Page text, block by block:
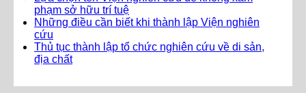
phạm sở hữu trí tuệ
Những điều cần biết khi thành lập Viện nghiên
cứu
Thủ tục thành lập tổ chức nghiên cứu về di sản,
địa chất